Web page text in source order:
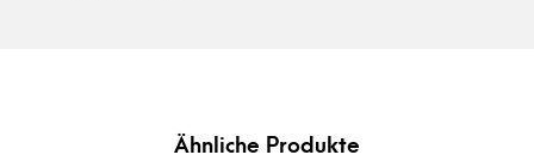
Ähnliche Produkte